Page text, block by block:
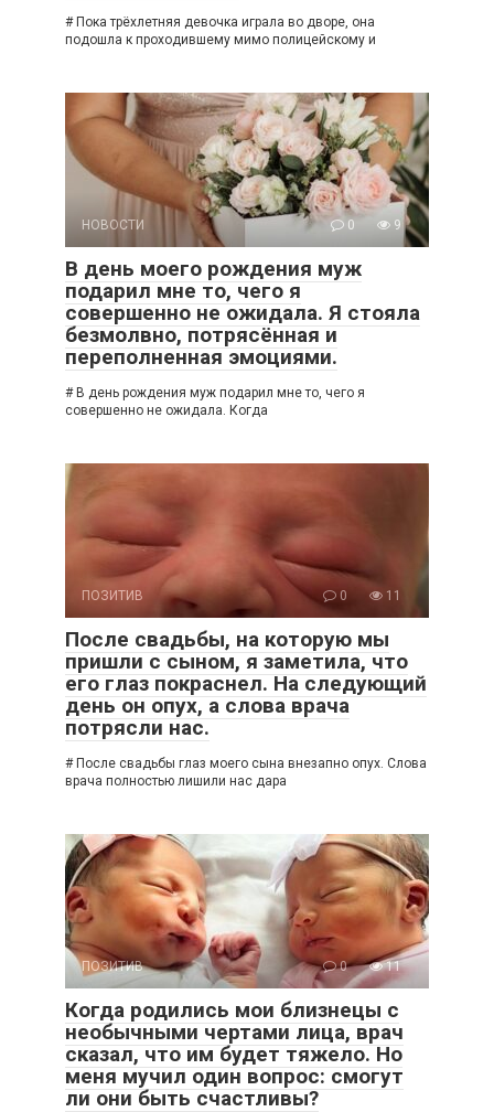
# Пока трёхлетняя девочка играла во дворе, она
подошла к проходившему мимо полицейскому и
НОВОСТИ 0 9
В день моего рождения муж
подарил мне то, чего я
совершенно не ожидала. Я стояла
безмолвно, потрясённая и
переполненная эмоциями.
# В день рождения муж подарил мне то, чего я
совершенно не ожидала. Когда
ПОЗИТИВ 0 11
После свадьбы, на которую мы
пришли с сыном, я заметила, что
его глаз покраснел. На следующий
день он опух, а слова врача
потрясли нас.
# После свадьбы глаз моего сына внезапно опух. Слова
врача полностью лишили нас дара
ПОЗИТИВ 0 11
Когда родились мои близнецы с
необычными чертами лица, врач
сказал, что им будет тяжело. Но
меня мучил один вопрос: смогут
ли они быть счастливы?